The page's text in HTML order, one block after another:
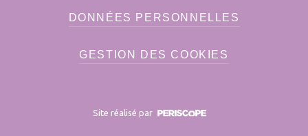
DONNÉES PERSONNELLES
GESTION DES COOKIES
Site réalisé par